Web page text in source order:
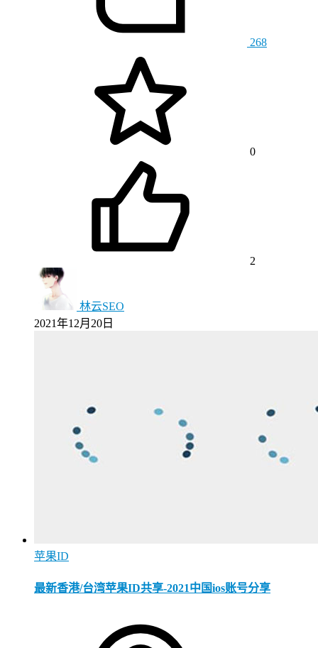
268
0
2
林云SEO
2021年12月20日
苹果ID
最新香港/台湾苹果ID共享-2021中国ios账号分享